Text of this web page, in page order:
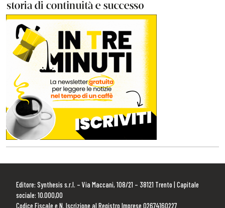
Editore: Synthesis s.r.l. – Via Maccani, 108/21 – 38121 Trento | Capitale
sociale: 10.000,00
Codice Fiscale e N. Iscrizione al Registro Imprese 02674160227